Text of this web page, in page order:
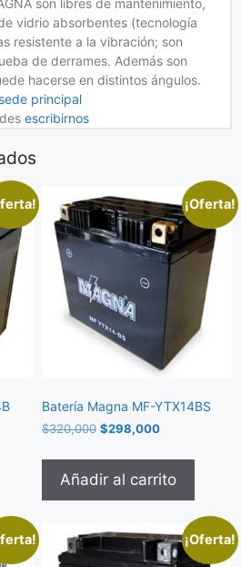
son libres de mantenimiento,
vidrio absorbentes (tecnología
resistente a la vibración; son
de derrames. Además son
hacerse en distintos ángulos.
principal
escribirnos
¡Oferta!
Batería Magna MF-YTX14BS
$320,000 $298,000
Añadir al carrito
¡Oferta!